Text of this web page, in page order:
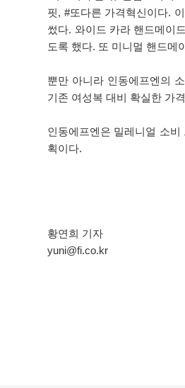
핏, #또다른 가격혁신이다.
썼다. 와이드 카라 핸드메이
도록 했다. 또 미니멀 핸드메
뿐만 아니라 인동에프엔의
기존 여성복 대비 확실한 가
인동에프엔은 밀레니얼 소
획이다.
황연희 기자
yuni@fi.co.kr